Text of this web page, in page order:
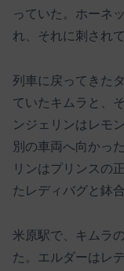
っていた。ホーネ
れ、それに刺され
列車に戻ってきた
ていたキムラと、
ンジェリンはレモ
別の車両へ向かっ
リンはプリンスの
たレディバグと鉢
米原駅で、キムラ
た。エルダーはレ